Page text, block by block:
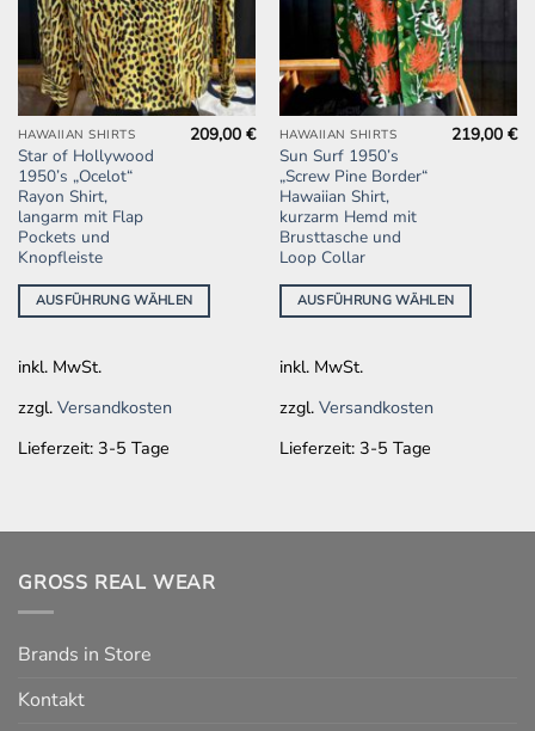
HAWAIIAN SHIRTS
Star of Hollywood
1950’s „Ocelot“
Rayon Shirt,
langarm mit Flap
Pockets und
Knopfleiste
209,00€
AUSFÜHRUNG WÄHLEN
Dieses
Produkt
weist
mehrere
Varianten
auf.
Die
Optionen
auf
Produktseite
gewählt
inkl. MwSt.
zzgl. Versandkosten
Lieferzeit: 3-5 Tage
HAWAIIAN SHIRTS
Sun Surf 1950’s
„Screw Pine Border“
Hawaiian Shirt,
kurzarm Hemd mit
Brusttasche und
Loop Collar
219,00€
AUSFÜHRUNG WÄHLEN
Dieses
Produkt
weist
mehrere
Varianten
auf.
Die
Optionen
auf
Produktseite
gewählt
inkl. MwSt.
zzgl. Versandkosten
Lieferzeit: 3-5 Tage
GROSS REAL WEAR
Brands in Store
Kontakt